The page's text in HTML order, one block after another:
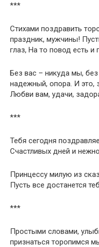
***
Стихами поздравить
праздник, мужчины!
глаз, На то повод есть и
Без вас – никуда мы,
надежный, опора. И это,
Любви вам, удачи,
***
Тебя сегодня
Счастливых дней и
Принцессу милую из
Пусть все достанется
***
Простыми словами,
признаться торопимся